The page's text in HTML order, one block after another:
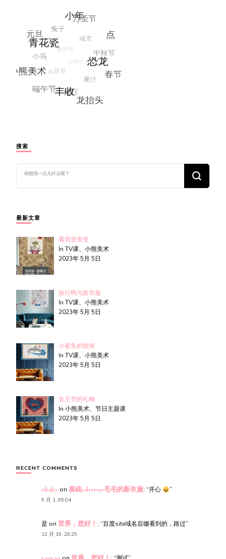
搜索
么
吗?
最新文章
看我变变变
In TV课、小熊美术
2023年 5月 5日
旅行鸭与新衣服
In TV课、小熊美术
2023年 5月 5日
小鲨鱼的烦恼
In TV课、小熊美术
2023年 5月 5日
女王节的礼物
In 小熊美术、节日主题课
2023年 5月 5日
RECENT COMMENTS
obaby on 基础s2l11w91毛毛的新衣服: “开心 ”
9 月 1, 09:04
是 on 世界，您好！ : “百度site域名后缀看到的，路过”
12 月 19, 20:29